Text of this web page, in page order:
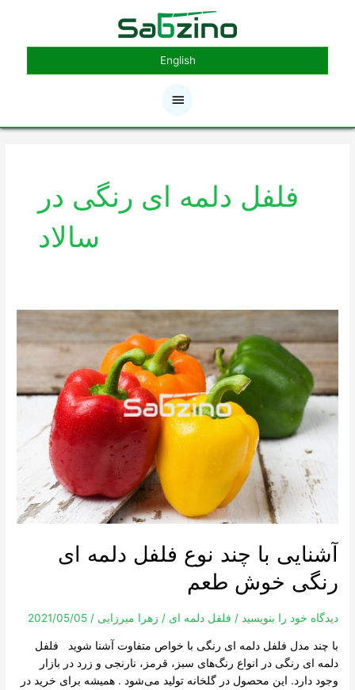
فهرست
اصلی
English
فلفل دلمه ای رنگی در
سالاد
آشنایی با چند نوع فلفل دلمه ای
رنگی خوش طعم
دیدگاه‌ خود را بنویسید / فلفل دلمه ای / زهرا میرزایی/
2021/05/05
با چند مدل فلفل دلمه ای رنگی با خواص متفاوت آشنا شوید فلفل
دلمه ای رنگی در انواع رنگ‌های سبز، قرمز، نارنجی و زرد در بازار
وجود دارد. این محصول در گلخانه تولید می‌شود . همیشه برای خرید در
آشنایی
با
فلفل
دلمه